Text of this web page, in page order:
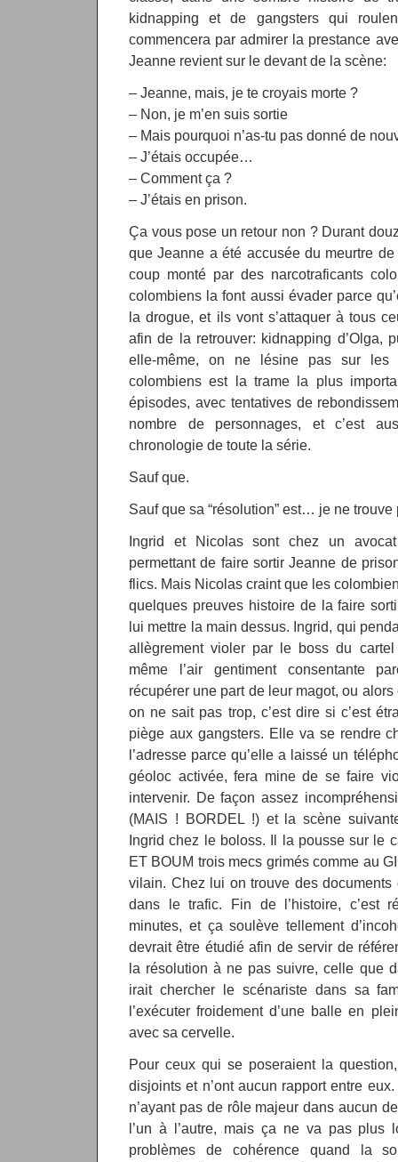
kidnapping et de gangsters qui
commencera par admirer la prestance
Jeanne revient sur le devant de la scène:
– Jeanne, mais, je te croyais morte ?
– Non, je m’en suis sortie
– Mais pourquoi n’as-tu pas donné de
– J’étais occupée…
– Comment ça ?
– J’étais en prison.
Ça vous pose un retour non ? Durant
que Jeanne a été accusée du meurtre
coup monté par des narcotraficants
colombiens la font aussi évader parce
la drogue, et ils vont s’attaquer à tous
afin de la retrouver: kidnapping d’Olga,
elle-même, on ne lésine pas sur les
colombiens est la trame la plus
épisodes, avec tentatives de
nombre de personnages, et c’est
chronologie de toute la série.
Sauf que.
Sauf que sa “résolution” est… je ne
Ingrid et Nicolas sont chez un
permettant de faire sortir Jeanne de
flics. Mais Nicolas craint que les
quelques preuves histoire de la faire
lui mettre la main dessus. Ingrid, qui
allègrement violer par le boss du
même l’air gentiment consentante
récupérer une part de leur magot, ou
on ne sait pas trop, c’est dire si c’est
piège aux gangsters. Elle va se rendre
l’adresse parce qu’elle a laissé un
géoloc activée, fera mine de se faire
intervenir. De façon assez
(MAIS ! BORDEL !) et la scène
Ingrid chez le boloss. Il la pousse sur le
ET BOUM trois mecs grimés comme au
vilain. Chez lui on trouve des
dans le trafic. Fin de l’histoire, c’est
minutes, et ça soulève tellement
devrait être étudié afin de servir de
la résolution à ne pas suivre, celle que
irait chercher le scénariste dans sa
l’exécuter froidement d’une balle en
avec sa cervelle.
Pour ceux qui se poseraient la
disjoints et n’ont aucun rapport entre
n’ayant pas de rôle majeur dans aucun
l’un à l’autre, mais ça ne va pas plus
problèmes de cohérence quand la